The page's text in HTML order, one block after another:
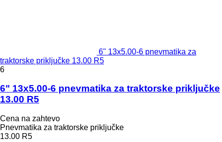
6" 13x5.00-6 pnevmatika za
traktorske priključke 13.00 R5
6
6" 13x5.00-6 pnevmatika za traktorske priključke
13.00 R5
Cena na zahtevo
Pnevmatika za traktorske priključke
13.00 R5